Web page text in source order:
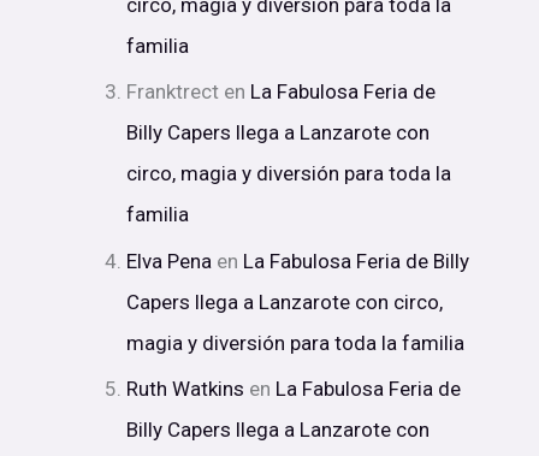
circo, magia y diversión para toda la
familia
Franktrect en La Fabulosa Feria de
Billy Capers llega a Lanzarote con
circo, magia y diversión para toda la
familia
Elva Pena en La Fabulosa Feria de Billy
Capers llega a Lanzarote con circo,
magia y diversión para toda la familia
Ruth Watkins en La Fabulosa Feria de
Billy Capers llega a Lanzarote con